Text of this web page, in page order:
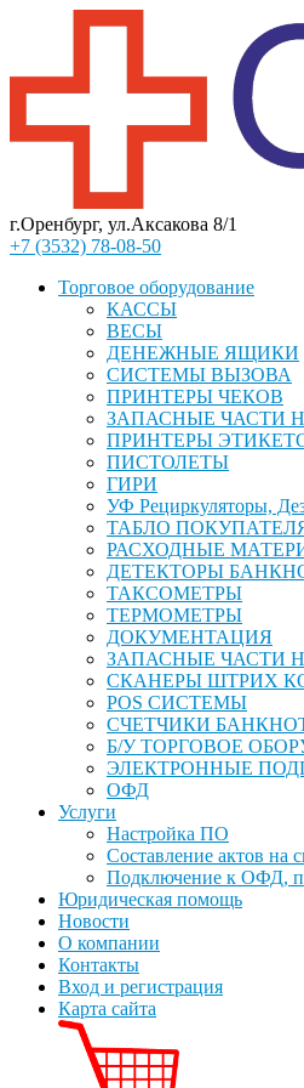
г.Оренбург, ул.Аксакова 8/1
+7 (3532) 78-08-50
Торговое оборудование
КАССЫ
ВЕСЫ
ДЕНЕЖНЫЕ ЯЩИКИ
СИСТЕМЫ ВЫЗОВА
ПРИНТЕРЫ ЧЕКОВ
ЗАПАСНЫЕ ЧАСТИ
ПРИНТЕРЫ
ПИСТОЛЕТЫ
ГИРИ
УФ Рециркуляторы,
ТАБЛО
РАСХОДНЫЕ
ДЕТЕКТОРЫ
ТАКСОМЕТРЫ
ТЕРМОМЕТРЫ
ДОКУМЕНТАЦИЯ
ЗАПАСНЫЕ ЧАСТИ
СКАНЕРЫ ШТРИХ
POS СИСТЕМЫ
СЧЕТЧИКИ
Б/У ТОРГОВОЕ
ЭЛЕКТРОННЫЕ
ОФД
Услуги
Настройка ПО
Составление актов на
Подключение к ОФД,
Юридическая помощь
Новости
О компании
Контакты
Вход и регистрация
Карта сайта